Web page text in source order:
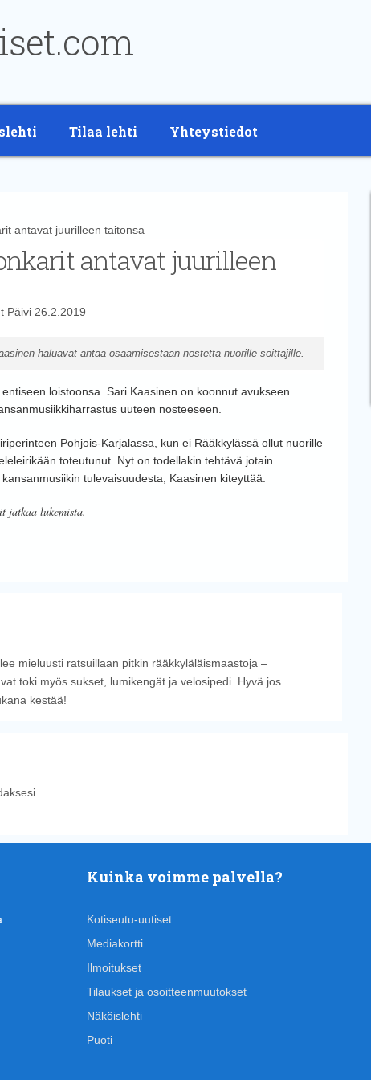
Tilaa lehti Yhteystiedot
antavat juurilleen taitonsa
antavat juurilleen
Päivi26.2.2019
haluavat antaa osaamisestaan nostetta nuorille soittajille.
loistoonsa. Sari Kaasinen on koonnut avukseen
uuteen nosteeseen.
Pohjois-Karjalassa, kun ei Rääkkylässä ollut nuorille
toteutunut. Nyt on todellakin tehtävä jotain
tulevaisuudesta, Kaasinen kiteyttää.
jatkaa lukemista.
mieluusti ratsuillaan pitkin rääkkyläläismaastoja –
toki myös sukset, lumikengät ja velosipedi. Hyvä jos
kestää!
Kuinka voimme palvella?
Kotiseutu-uutiset
Mediakortti
Ilmoitukset
Tilaukset ja osoitteenmuutokset
Näköislehti
Puoti